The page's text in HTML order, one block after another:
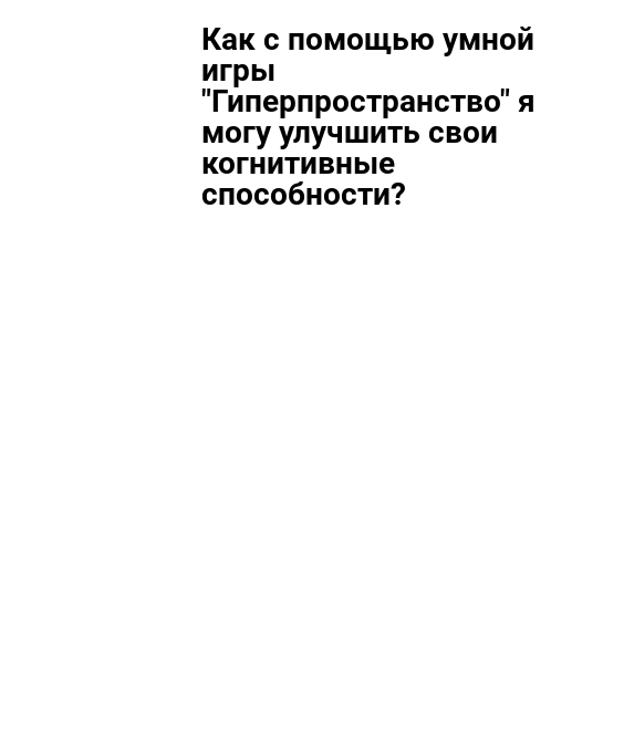
Как с помощью умной
игры
"Гиперпространство" я
могу улучшить свои
когнитивные
способности?